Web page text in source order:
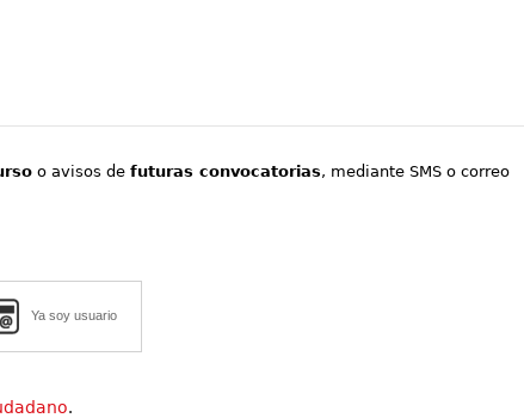
o avisos defuturas convocatorias, mediante SMS o correo
Ya soy usuario
.